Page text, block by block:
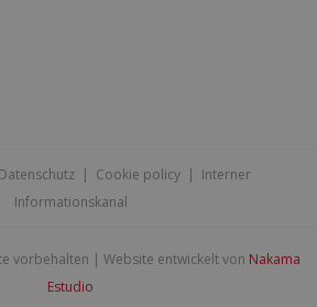
Datenschutz| Cookie policy| Interner
Informationskanal
vorbehalten | Website entwickelt von Nakama
Estudio